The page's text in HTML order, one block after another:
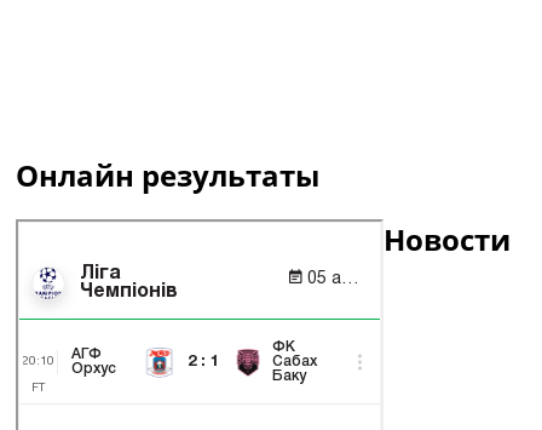
Онлайн результаты
Новости